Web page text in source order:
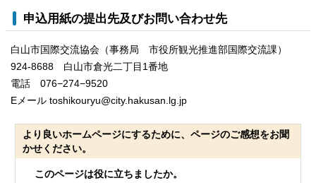
申込用紙の提出先及びお問い合わせ先
白山市国際交流協会（事務局 市役所観光推進部国際交流課）
924-8688 白山市倉光二丁目1番地
電話 076−274−9520
Eメール toshikouryu@city.hakusan.lg.jp
より良いホームページにするために、ページのご感想をお聞
かせください。
このページは役に立ちましたか。